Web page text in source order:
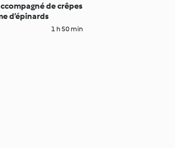
de crêpes
d’épinards
1 h 50 min